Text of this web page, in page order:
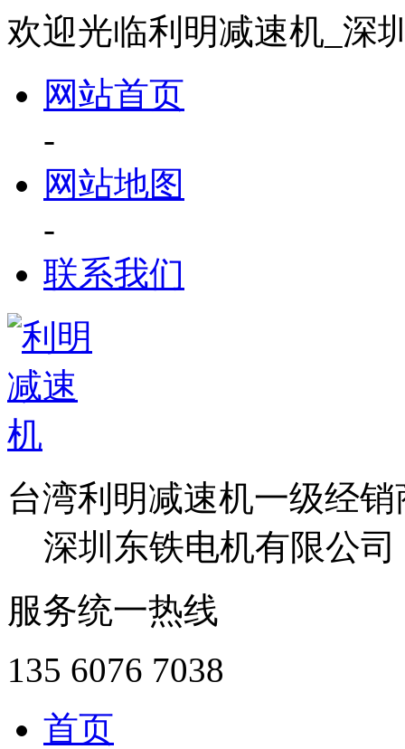
欢迎光临利明减速机_深
网站首页
-
网站地图
-
联系我们
台湾利明减速机一级经销
深圳东铁电机有限公司
服务统一热线
135 6076 7038
首页